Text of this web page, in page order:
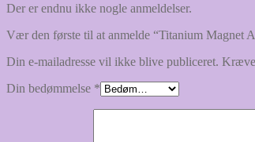
Der er endnu ikke nogle anmeldelser.
Vær den første til at anmelde “Titanium Magnet
Din e-mailadresse vil ikke blive publiceret.
Din bedømmelse *